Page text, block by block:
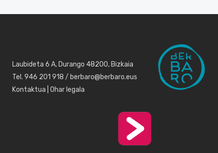
Laubideta 6 A, Durango 48200, Bizkaia
Tel. 946 201 918 / berbaro@berbaro.eus
Kontaktua Ohar legala